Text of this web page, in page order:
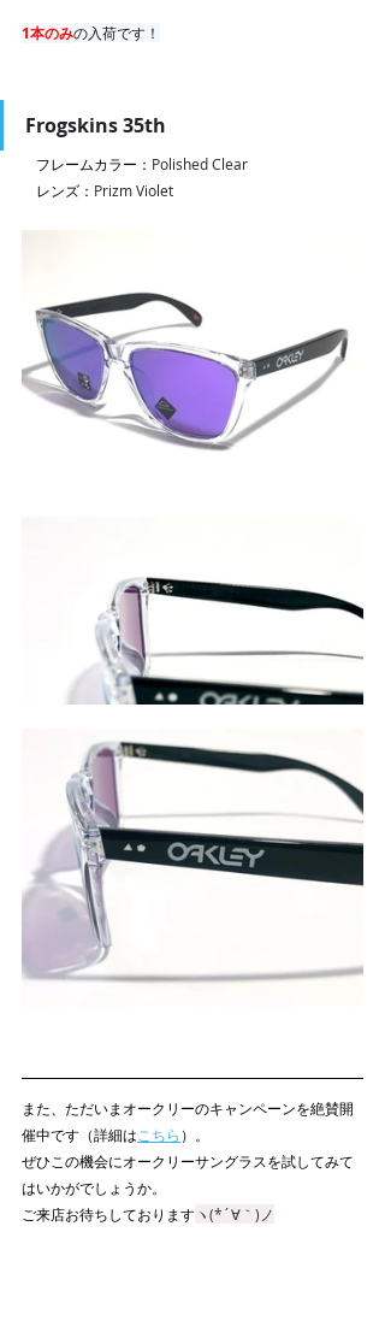
1本のみの入荷です！
Frogskins 35th
フレームカラー： Polished Clear
レンズ： Prizm Violet
また、ただいまオークリーのキャンペーンを絶賛開
催中です（詳細は こちら ）。
ぜひこの機会にオークリーサングラスを試してみて
はいかがでしょうか。
ご来店お待ちしておりますヽ(*´∀｀)ノ